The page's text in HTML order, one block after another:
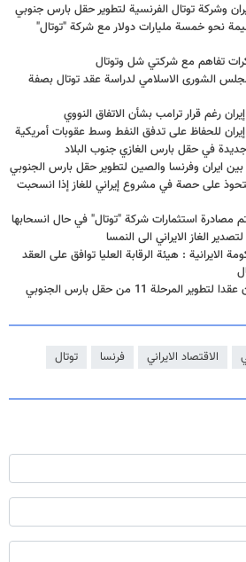
وشركة توتال الفرنسية لتطوير حقل بارس جنوبي
نحو خمسة مليارات دولار مع شركة "توتال"
تفاهم مع شركتي شل وتوتال
الشورى الاسلامي لدراسة عقد توتال بصفة
رغم قرار ترامب بشأن الاتفاق النووي
للحفاظ على تدفق النفط وسط عقوبات أمريكية
في حقل بارس الغازي جنوب البلاد
بين ايران وفرنسا والصين لتطوير حقل بارس الجنوبي
على حصة في مشروع إيراني للغاز إذا انسحبت
مصادرة استثمارات شركة "توتال" في حال انسحابها
الغاز الايراني الى النمسا
الايرانية : هيئة الرقابة العليا توافق على العقد
المرحلة 11 من حقل بارس الجنوبي
الاقتصاد الايراني فرنسا توتال